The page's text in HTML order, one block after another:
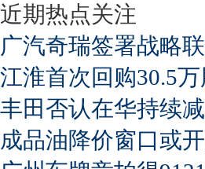
近期热点关注
广汽奇瑞签署战略
江淮首次回购30.5万
丰田否认在华持续
成品油降价窗口或